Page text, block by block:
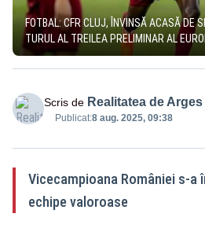
FOTBAL: CFR CLUJ, ÎNVINSĂ ACASĂ DE
TURUL AL TREILEA PRELIMINAR AL
Scris de Realitatea de Arges
Publicat:8 aug. 2025, 09:38
Vicecampioana României s-
echipe valoroase